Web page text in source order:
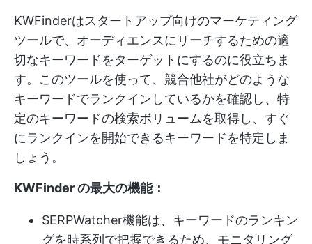
KWFinderはスタートアップ向けのマーケティング
ツールで、オーディエンスにリーチするための適
切なキーワードをターゲットにするのに役立ちま
す。このツールを使って、競合他社がどのような
キーワードでランクインしているかを確認し、特
定のキーワードの検索ボリュームを取得し、すぐ
にランクインを開始できるキーワードを特定しま
しょう。
KWFinder の最大の機能：
SERPWatcher機能は、キーワードのランキン
グを時系列で把握できるため、モニタリング